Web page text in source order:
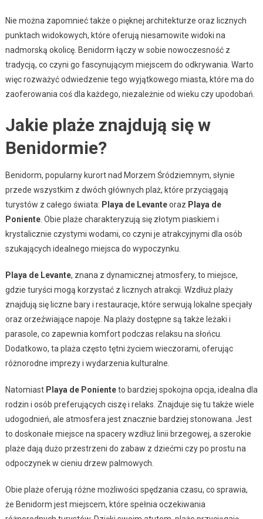
Nie można zapomnieć także o pięknej architekturze oraz licznych
punktach widokowych, które oferują niesamowite widoki na
nadmorską okolicę. Benidorm łączy w sobie nowoczesność z
tradycją, co czyni go fascynującym miejscem do odkrywania. Warto
więc rozważyć odwiedzenie tego wyjątkowego miasta, które ma do
zaoferowania coś dla każdego, niezależnie od wieku czy upodobań.
Jakie plaże znajdują się w
Benidormie?
Benidorm, popularny kurort nad Morzem Śródziemnym, słynie
przede wszystkim z dwóch głównych plaż, które przyciągają
turystów z całego świata: Playa de Levanteoraz Playa de
Poniente. Obie plaże charakteryzują się złotym piaskiem i
krystalicznie czystymi wodami, co czyni je atrakcyjnymi dla osób
szukających idealnego miejsca do wypoczynku.
Playa de Levante, znana z dynamicznej atmosfery, to miejsce,
gdzie turyści mogą korzystać z licznych atrakcji. Wzdłuż plaży
znajdują się liczne bary i restauracje, które serwują lokalne specjały
oraz orzeźwiające napoje. Na plaży dostępne są także leżaki i
parasole, co zapewnia komfort podczas relaksu na słońcu.
Dodatkowo, ta plaża często tętni życiem wieczorami, oferując
różnorodne imprezy i wydarzenia kulturalne.
Natomiast Playa de Ponienteto bardziej spokojna opcja, idealna dla
rodzin i osób preferujących ciszę i relaks. Znajduje się tu także wiele
udogodnień, ale atmosfera jest znacznie bardziej stonowana. Jest
to doskonałe miejsce na spacery wzdłuż linii brzegowej, a szerokie
plaże dają dużo przestrzeni do zabaw z dziećmi czy po prostu na
odpoczynek w cieniu drzew palmowych.
Obie plaże oferują różne możliwości spędzania czasu, co sprawia,
że Benidorm jest miejscem, które spełnia oczekiwania